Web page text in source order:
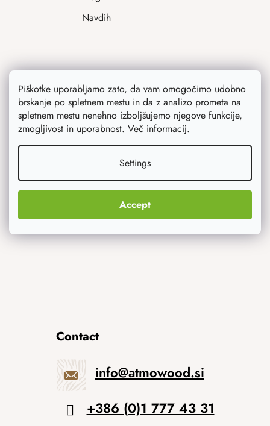
Piškotke uporabljamo zato, da vam omogočimo udobno
brskanje po spletnem mestu in da z analizo prometa na
spletnem mestu nenehno izboljšujemo njegove funkcije,
zmogljivost in uporabnost. Več informacij.
Settings
Accept
Navdih
Kaj vas najbolj zanima
Izvirna darila
Contact
info@atmowood.si
+386 (0)1 777 43 31